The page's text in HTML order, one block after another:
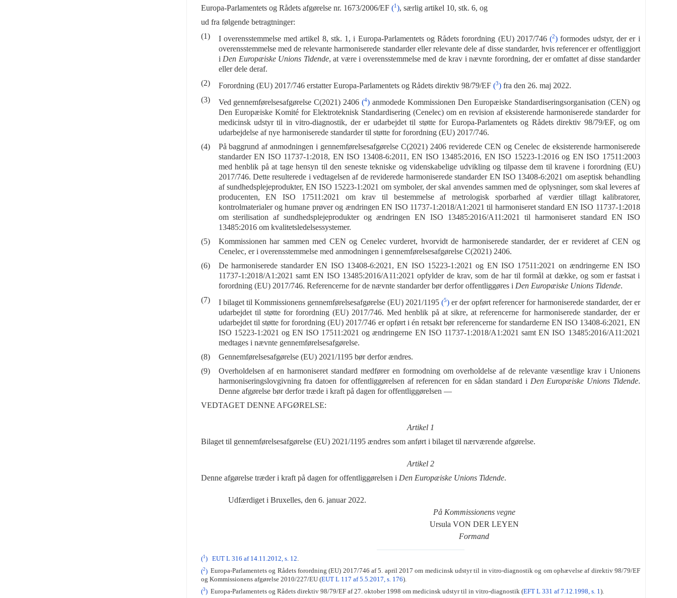
Europa-Parlamentets og Rådets afgørelse nr. 1673/2006/EF (1), særlig artikel 10, stk. 6, og
ud fra følgende betragtninger:
(1)
I overensstemmelse med artikel 8, stk. 1, i Europa-Parlamentets og Rådets forordning (EU) 2017/746(2) formodes udstyr, der er i
overensstemmelse med de relevante harmoniserede standarder eller relevante dele af disse standarder, hvis referencer er offentliggjort
i Den Europæiske Unions Tidende, at være i overensstemmelse med de krav i nævnte forordning, der er omfattet af disse standarder
eller dele deraf.
(2)
Forordning (EU) 2017/746 erstatter Europa-Parlamentets og Rådets direktiv 98/79/EF (3)fra den 26. maj 2022.
(3)
Ved gennemførelsesafgørelse C(2021) 2406(4) anmodede Kommissionen Den Europæiske Standardiseringsorganisation (CEN) og
Den Europæiske Komité for Elektroteknisk Standardisering (Cenelec) om en revision af eksisterende harmoniserede standarder for
medicinsk udstyr til in vitro-diagnostik, der er udarbejdet til støtte for Europa-Parlamentets og Rådets direktiv 98/79/EF, og om
udarbejdelse af nye harmoniserede standarder til støtte for forordning (EU) 2017/746.
(4)
På baggrund af anmodningen i gennemførelsesafgørelse C(2021) 2406 reviderede CEN og Cenelec de eksisterende harmoniserede
standarder EN ISO 11737-1:2018, EN ISO 13408-6:2011, EN ISO 13485:2016, EN ISO 15223-1:2016 og EN ISO 17511:2003
med henblik på at tage hensyn til den seneste tekniske og videnskabelige udvikling og tilpasse dem til kravene i forordning (EU)
2017/746. Dette resulterede i vedtagelsen af de reviderede harmoniserede standarder EN ISO 13408-6:2021 om aseptisk behandling
af sundhedsplejeprodukter, EN ISO 15223-1:2021 om symboler, der skal anvendes sammen med de oplysninger, som skal leveres af
producenten, EN ISO 17511:2021 om krav til bestemmelse af metrologisk sporbarhed af værdier tillagt kalibratorer,
kontrolmaterialer og humane prøver og ændringen EN ISO 11737-1:2018/A1:2021 til harmoniseret standard EN ISO 11737-1:2018
om sterilisation af sundhedsplejeprodukter og ændringen EN ISO 13485:2016/A11:2021 til harmoniseret standard EN ISO
13485:2016 om kvalitetsledelsessystemer.
(5)
Kommissionen har sammen med CEN og Cenelec vurderet, hvorvidt de harmoniserede standarder, der er revideret af CEN og
Cenelec, er i overensstemmelse med anmodningen i gennemførelsesafgørelse C(2021) 2406.
(6)
De harmoniserede standarder EN ISO 13408-6:2021, EN ISO 15223-1:2021 og EN ISO 17511:2021 on ændringerne EN ISO
11737-1:2018/A1:2021 samt EN ISO 13485:2016/A11:2021 opfylder de krav, som de har til formål at dække, og som er fastsat i
forordning (EU) 2017/746. Referencerne for de nævnte standarder bør derfor offentliggøres i Den Europæiske Unions Tidende.
(7)
I bilaget til Kommissionens gennemførelsesafgørelse (EU) 2021/1195 (5)er der opført referencer for harmoniserede standarder, der er
udarbejdet til støtte for forordning (EU) 2017/746. Med henblik på at sikre, at referencerne for harmoniserede standarder, der er
udarbejdet til støtte for forordning (EU) 2017/746 er opført i én retsakt bør referencerne for standarderne EN ISO 13408-6:2021, EN
ISO 15223-1:2021 og EN ISO 17511:2021 og ændringerne EN ISO 11737-1:2018/A1:2021 samt EN ISO 13485:2016/A11:2021
medtages i nævnte gennemførelsesafgørelse.
(8)
Gennemførelsesafgørelse (EU) 2021/1195 bør derfor ændres.
(9)
Overholdelsen af en harmoniseret standard medfører en formodning om overholdelse af de relevante væsentlige krav i Unionens
harmoniseringslovgivning fra datoen for offentliggørelsen af referencen for en sådan standard i Den Europæiske Unions Tidende.
Denne afgørelse bør derfor træde i kraft på dagen for offentliggørelsen —
VEDTAGET DENNE AFGØRELSE:
Artikel 1
Bilaget til gennemførelsesafgørelse (EU) 2021/1195 ændres som anført i bilaget til nærværende afgørelse.
Artikel 2
Denne afgørelse træder i kraft på dagen for offentliggørelsen i Den Europæiske Unions Tidende.
Udfærdiget i Bruxelles, den 6. januar 2022.
På Kommissionens vegne
Ursula VON DER LEYEN
Formand
(1) EUT L 316 af 14.11.2012, s. 12.
(2)Europa-Parlamentets og Rådets forordning (EU) 2017/746 af 5. april 2017 om medicinsk udstyr til in vitro-diagnostik og om ophævelse af direktiv 98/79/EF
og Kommissionens afgørelse 2010/227/EU (EUT L 117 af 5.5.2017, s. 176).
(3)Europa-Parlamentets og Rådets direktiv 98/79/EF af 27. oktober 1998 om medicinsk udstyr til in vitro-diagnostik (EFT L 331 af 7.12.1998, s. 1).